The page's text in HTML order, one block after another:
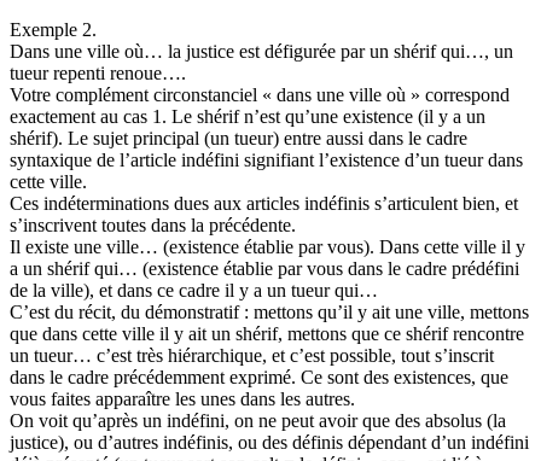
Exemple 2.
Dans une ville où… la justice est défigurée par un shérif qui…, un
tueur repenti renoue….
Votre complément circonstanciel « dans une ville où » correspond
exactement au cas 1. Le shérif n’est qu’une existence (il y a un
shérif). Le sujet principal (un tueur) entre aussi dans le cadre
syntaxique de l’article indéfini signifiant l’existence d’un tueur dans
cette ville.
Ces indéterminations dues aux articles indéfinis s’articulent bien, et
s’inscrivent toutes dans la précédente.
Il existe une ville… (existence établie par vous). Dans cette ville il y
a un shérif qui… (existence établie par vous dans le cadre prédéfini
de la ville), et dans ce cadre il y a un tueur qui…
C’est du récit, du démonstratif : mettons qu’il y ait une ville, mettons
que dans cette ville il y ait un shérif, mettons que ce shérif rencontre
un tueur… c’est très hiérarchique, et c’est possible, tout s’inscrit
dans le cadre précédemment exprimé. Ce sont des existences, que
vous faites apparaître les unes dans les autres.
On voit qu’après un indéfini, on ne peut avoir que des absolus (la
justice), ou d’autres indéfinis, ou des définis dépendant d’un indéfini